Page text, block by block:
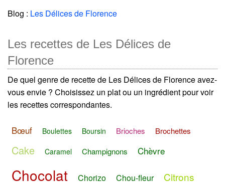
Blog : Les Délices de Florence
Les recettes de Les Délices de
Florence
De quel genre de recette de Les Délices de Florence avez-
vous envie ? Choisissez un plat ou un ingrédient pour voir
les recettes correspondantes.
Bœuf Boulettes Boursin Brioches Brochettes
Cake Caramel Champignons Chèvre
Chocolat Chorizo Chou-fleur Citrons